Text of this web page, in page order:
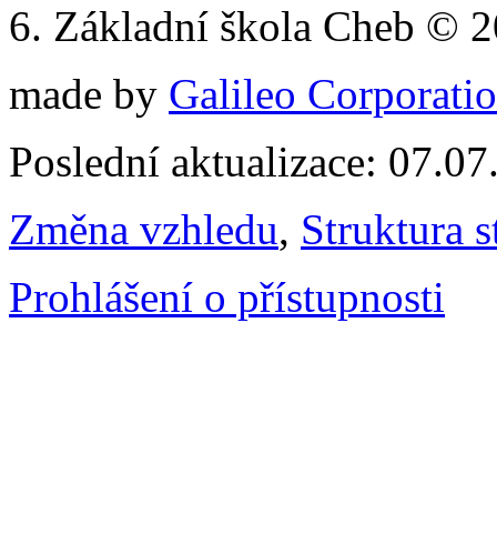
6. Základní škola Cheb ©
made by Galileo
Poslední aktualizace:
Změna vzhledu, Struktura
Prohlášení o přístupnosti